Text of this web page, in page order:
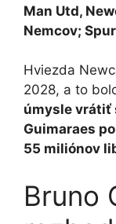
Man Utd,
Nemcov;
Hviezda
2028, a to
úmysle vrátiť
Guimaraes
55 miliónov
Bruno